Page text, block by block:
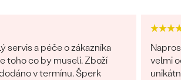
SI
G-H
Vytvořený v laboratoři
servis a péče o zákazníka
co by museli. Zboží
v termínu. Šperk
velmi